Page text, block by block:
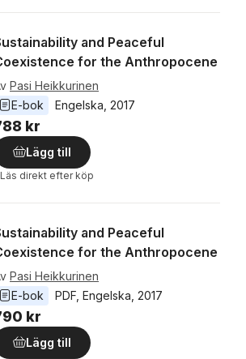
and Peaceful
for the Anthropocene
Pasi Heikkurinen
E-bok
Engelska 2017
kr
Lägg till
Läs direkt efter köp
and Peaceful
for the Anthropocene
Pasi Heikkurinen
E-bok
PDF Engelska 2017
kr
Lägg till